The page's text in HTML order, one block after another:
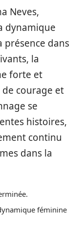
Neves,
dynamique
présence dans
la
forte et
courage et
se
histoires,
continu
dans la
féminine